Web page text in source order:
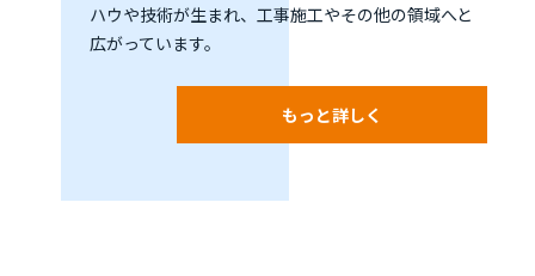
ハウや技術が生まれ、工事施工やその他の領域へと
広がっています。
もっと詳しく